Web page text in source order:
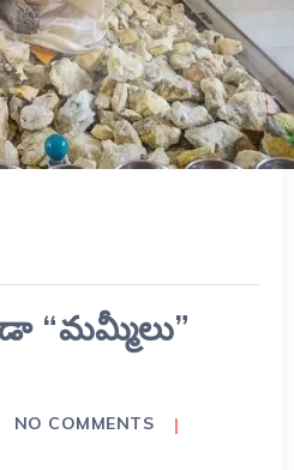
“మమ్మీలు”
NO COMMENTS